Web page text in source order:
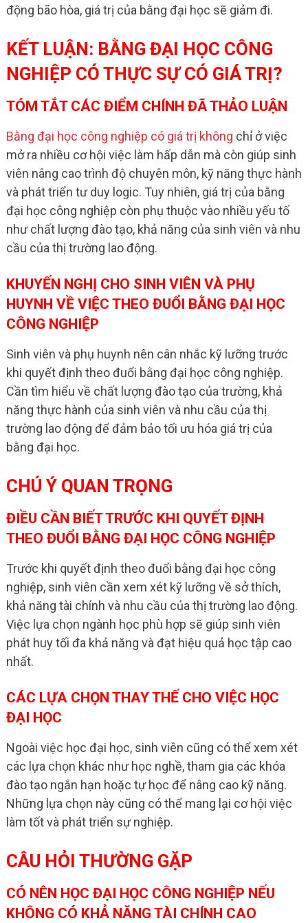
động bão hòa, giá trị của bằng đại học sẽ giảm đi.
KẾT LUẬN: BẰNG ĐẠI HỌC CÔNG
NGHIỆP CÓ THỰC SỰ CÓ GIÁ TRỊ?
TÓM TẮT CÁC ĐIỂM CHÍNH ĐÃ THẢO LUẬN
Bằng đại học công nghiệp có giá trị không chỉ ở việc
mở ra nhiều cơ hội việc làm hấp dẫn mà còn giúp sinh
viên nâng cao trình độ chuyên môn, kỹ năng thực hành
và phát triển tư duy logic. Tuy nhiên, giá trị của bằng
đại học công nghiệp còn phụ thuộc vào nhiều yếu tố
như chất lượng đào tạo, khả năng của sinh viên và nhu
cầu của thị trường lao động.
KHUYẾN NGHỊ CHO SINH VIÊN VÀ PHỤ
HUYNH VỀ VIỆC THEO ĐUỔI BẰNG ĐẠI HỌC
CÔNG NGHIỆP
Sinh viên và phụ huynh nên cân nhắc kỹ lưỡng trước
khi quyết định theo đuổi bằng đại học công nghiệp.
Cần tìm hiểu về chất lượng đào tạo của trường, khả
năng thực hành của sinh viên và nhu cầu của thị
trường lao động để đảm bảo tối ưu hóa giá trị của
bằng đại học.
CHÚ Ý QUAN TRỌNG
ĐIỀU CẦN BIẾT TRƯỚC KHI QUYẾT ĐỊNH
THEO ĐUỔI BẰNG ĐẠI HỌC CÔNG NGHIỆP
Trước khi quyết định theo đuổi bằng đại học công
nghiệp, sinh viên cần xem xét kỹ lưỡng về sở thích,
khả năng tài chính và nhu cầu của thị trường lao động.
Việc lựa chọn ngành học phù hợp sẽ giúp sinh viên
phát huy tối đa khả năng và đạt hiệu quả học tập cao
nhất.
CÁC LỰA CHỌN THAY THẾ CHO VIỆC HỌC
ĐẠI HỌC
Ngoài việc học đại học, sinh viên cũng có thể xem xét
các lựa chọn khác như học nghề, tham gia các khóa
đào tạo ngắn hạn hoặc tự học để nâng cao kỹ năng.
Những lựa chọn này cũng có thể mang lại cơ hội việc
làm tốt và phát triển sự nghiệp.
CÂU HỎI THƯỜNG GẶP
CÓ NÊN HỌC ĐẠI HỌC CÔNG NGHIỆP NẾU
KHÔNG CÓ KHẢ NĂNG TÀI CHÍNH CAO